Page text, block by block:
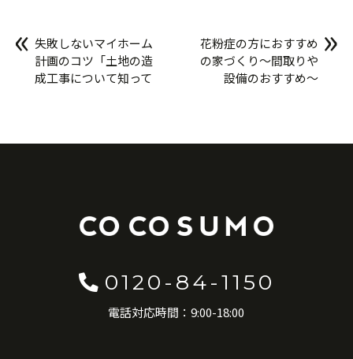
« 失敗しないマイホーム
計画のコツ「土地の造
成工事について知って
花粉症の方におすすめ
の家づくり〜間取りや
設備のおすすめ〜
»
0120-84-1150
電話対応時間：9:00-18:00